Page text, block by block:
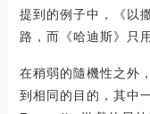
提到的例子中，《以
路，而《哈迪斯》只
在稍弱的隨機性之外
到相同的目的，其中